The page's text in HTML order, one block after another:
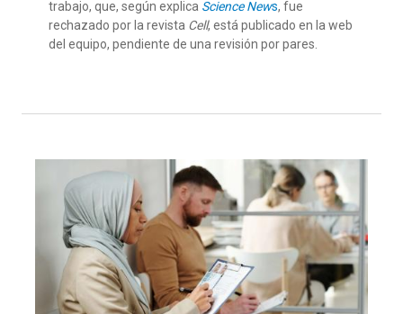
trabajo, que, según explica Science News, fue
rechazado por la revista Cell, está publicado en la web
del equipo, pendiente de una revisión por pares.